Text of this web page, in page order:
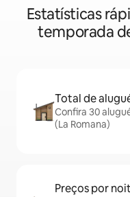
Estatísticas
temporada
Total de
Confira 30
(La Romana)
Preços por